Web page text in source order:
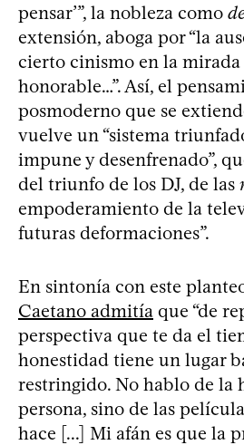
pensar’”, la nobleza como
extensión, aboga por “la
cierto cinismo en la mirada
honorable…”. Así, el
posmoderno que se
vuelve un “sistema
impune y desenfrenado”,
del triunfo de los DJ, de las
empoderamiento de la
futuras deformaciones”.
En sintonía con este
Caetano admitía que “de
perspectiva que te da el
honestidad tiene un lugar
restringido. No hablo de la
persona, sino de las
hace [...] Mi afán es que la